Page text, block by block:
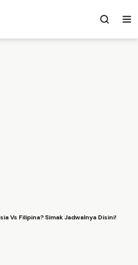
Vs Filipina? Simak Jadwalnya Disini!